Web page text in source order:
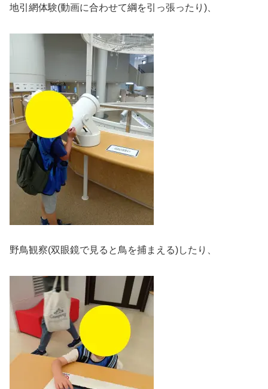
地引網体験(動画に合わせて綱を引っ張ったり)、
野鳥観察(双眼鏡で見ると鳥を捕まえる)したり、